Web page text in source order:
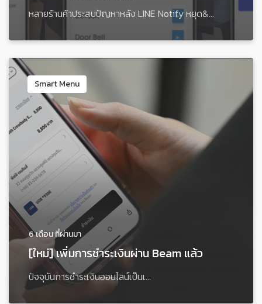
หลายร้านค้าประสบปัญหาหลัง LINE Notify หยุด&...
Smart Menu
6 เดือน ที่ผ่านมา
[ใหม่] เพิ่มการชำระเงินผ่าน Beam แล้ว
ปัจจุบันการชำระเงินออนไลน์เป็นเ...